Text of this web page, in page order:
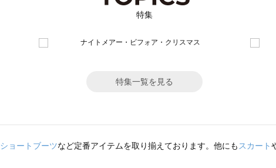
特集
特集一覧を見る
ショートブーツなど定番アイテムを取り揃えております。他にもスカート